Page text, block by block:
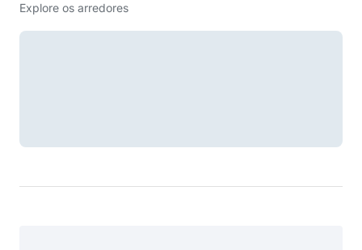
Explore os arredores